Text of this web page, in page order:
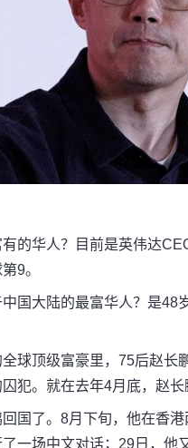
的华人？目前是英伟达
9。
国大陆的最富华人？是48
球顶级富豪里，75后赵
犯。就在去年4月底，赵
国了。8月下旬，他在香
一场中文对话；29日，他